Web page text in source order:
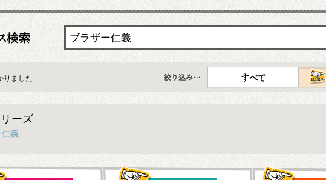
りました
すべて
ーズ
仁義